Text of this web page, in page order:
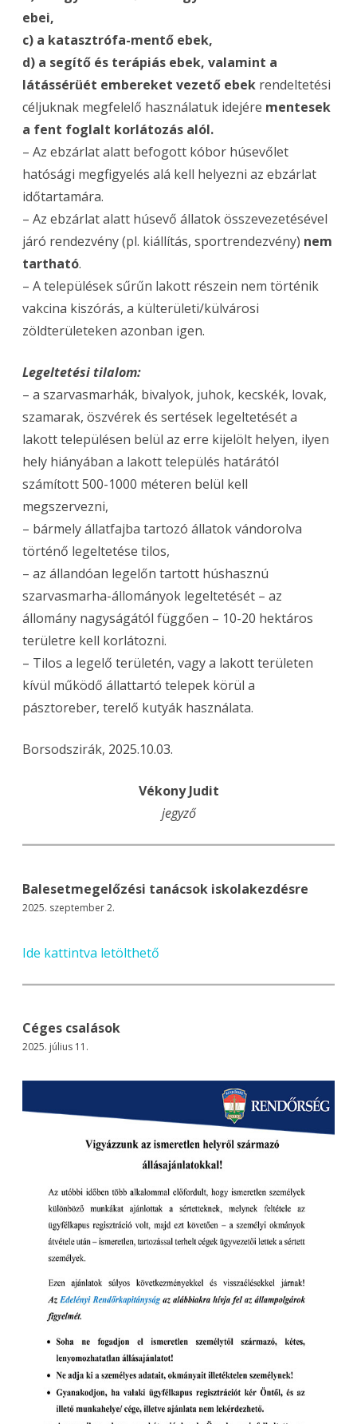
ebei,
c) a katasztrófa-mentő ebek,
d) a segítő és terápiás ebek, valamint a
látássérüét embereket vezető ebek rendeltetési
céljuknak megfelelő használatuk idejére mentesek
a fent foglalt korlátozás alól.
– Az ebzárlat alatt befogott kóbor húsevőlet
hatósági megfigyelés alá kell helyezni az ebzárlat
időtartamára.
– Az ebzárlat alatt húsevő állatok összevezetésével
járó rendezvény (pl. kiállítás, sportrendezvény) nem
tartható.
– A települések sűrűn lakott részein nem történik
vakcina kiszórás, a külterületi/külvárosi
zöldterületeken azonban igen.
Legeltetési tilalom:
– a szarvasmarhák, bivalyok, juhok, kecskék, lovak,
szamarak, öszvérek és sertések legeltetését a
lakott településen belül az erre kijelölt helyen, ilyen
hely hiányában a lakott település határától
számított 500-1000 méteren belül kell
megszervezni,
– bármely állatfajba tartozó állatok vándorolva
történő legeltetése tilos,
– az állandóan legelőn tartott húshasznú
szarvasmarha-állományok legeltetését – az
állomány nagyságától függően – 10-20 hektáros
területre kell korlátozni.
– Tilos a legelő területén, vagy a lakott területen
kívül működő állattartó telepek körül a
pásztoreber, terelő kutyák használata.
Borsodszirák, 2025.10.03.
Vékony Judit
jegyző
Balesetmegelőzési tanácsok iskolakezdésre
2025. szeptember 2.
Ide kattintva letölthető
Céges csalások
2025. július 11.